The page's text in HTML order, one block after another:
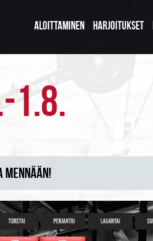
ALOITTAMINEN HARJOITUKSET
1.8.
MENNÄÄN!